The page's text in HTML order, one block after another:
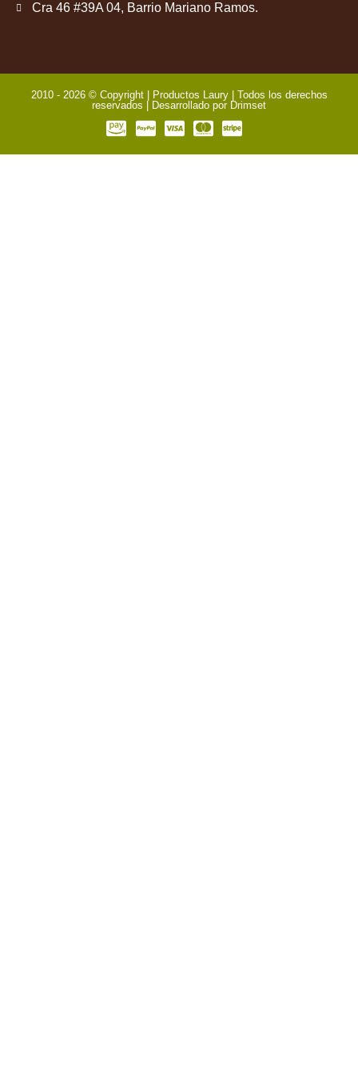
Cra 46 #39A 04, Barrio Mariano Ramos.
2010 - 2026 © Copyright | Productos Laury | Todos los derechos
reservados | Desarrollado por Drimset